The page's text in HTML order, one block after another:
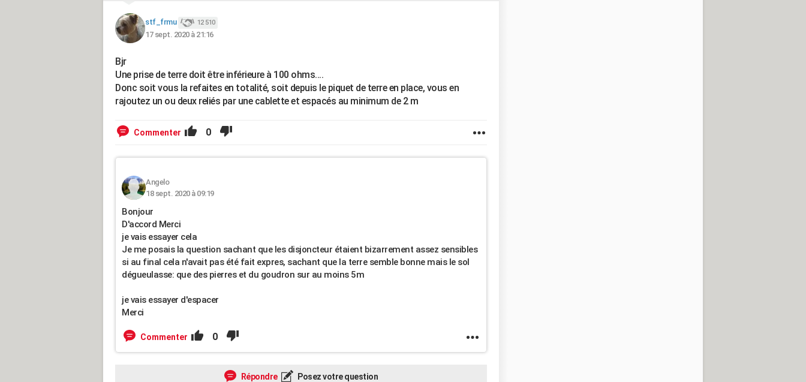
stf_frmu 12 510
17 sept. 2020 à 21:16
Bjr
Une prise de terre doit être inférieure à 100 ohms....
Donc soit vous la refaites en totalité, soit depuis le piquet de terre en place, vous en
rajoutez un ou deux reliés par une cablette et espacés au minimum de 2 m
Commenter 0
Angelo
18 sept. 2020 à 09:19
Bonjour
D'accord Merci
je vais essayer cela
Je me posais la question sachant que les disjoncteur étaient bizarrement assez sensibles
si au final cela n'avait pas été fait expres, sachant que la terre semble bonne mais le sol
dégueulasse: que des pierres et du goudron sur au moins 5m
je vais essayer d'espacer
Merci
Commenter 0
Répondre Posez votre question